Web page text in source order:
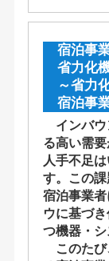
宿泊事
省力化
～省力
宿泊事
インバウ
る高い需
人手不足
す。この課
宿泊事業
ウに基づ
つ機器・シ
このたび